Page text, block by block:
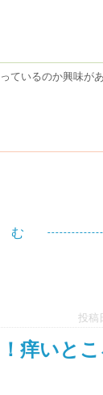
ているのか興味があ
む
投稿
痒いとこ